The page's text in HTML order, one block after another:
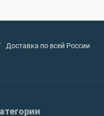
Доставка по всей России